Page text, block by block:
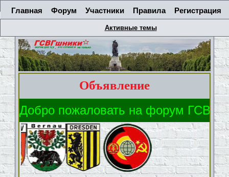
Главная Форум Участники Правила Регистрация
Активные темы
Объявление